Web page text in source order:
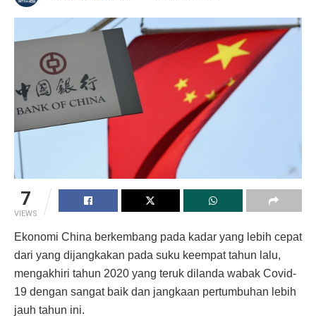
7
VIEWS
Ekonomi China berkembang pada kadar yang lebih cepat
dari yang dijangkakan pada suku keempat tahun lalu,
mengakhiri tahun 2020 yang teruk dilanda wabak Covid-
19 dengan sangat baik dan jangkaan pertumbuhan lebih
jauh tahun ini.